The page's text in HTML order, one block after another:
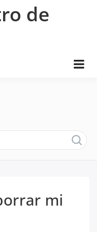
de
mi